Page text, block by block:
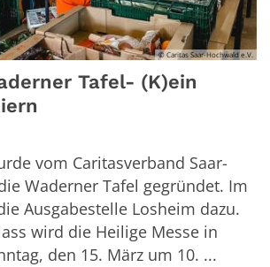
© Caritas Saar-Hochwald e.V.
Tafel- (K)ein
vom Caritasverband Saar-
Waderner Tafel gegründet. Im
Ausgabestelle Losheim dazu.
wird die Heilige Messe in
den 15. März um 10. ...